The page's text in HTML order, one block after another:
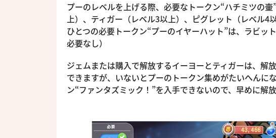
プーのレベルを上げる際、必要なトークン“ハチミツの
上）、ティガー（レベル3以上）、ピグレット（レベル
ひとつの必要トークン“プーのイヤーハット”は、ラビッ
必要なし）
ジェムまたは購入で解放するイーヨーとティガーは、解
できますが、いないとプーのトークン集めがたいへんに
ン“ファンタズミック！”を入手できないので、早めに解